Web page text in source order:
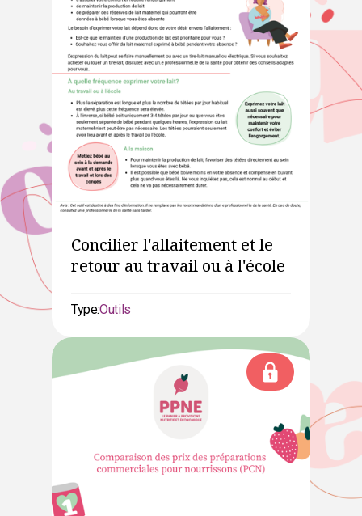
Concilier l'allaitement et le
retour au travail ou à l'école
Type:Outils